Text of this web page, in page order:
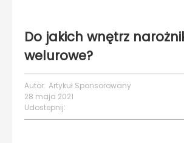
Do jakich wnętrz
welurowe?
Autor: Artykuł Sponsorowany
28 maja 2021
Udostepnij: